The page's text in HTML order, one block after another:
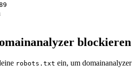
blockieren
robots.txt ein, um